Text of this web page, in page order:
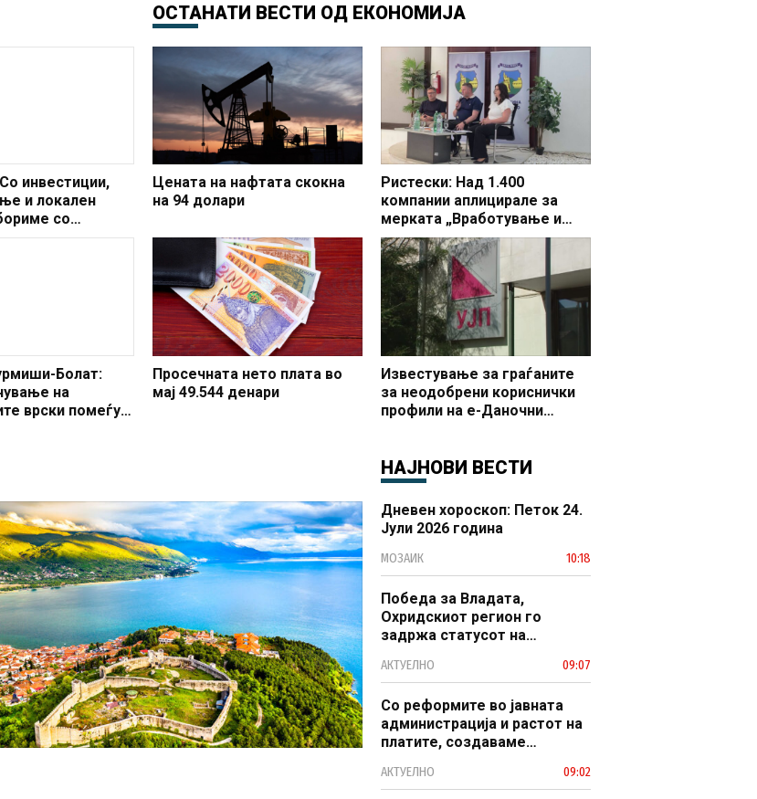
инвестиции,
и локален
со
криза
Болат:
на
врски помеѓу
ОСТАНАТИ ВЕСТИ ОД ЕКОНОМИЈА
Цената на нафтата скокна
на 94 долари
Просечната нето плата во
мај 49.544 денари
Ристески: Над 1.400
компании аплицирале за
мерката „Вработување и
раст“, во Делчево 44 фирми
бараат поддршка за 65 нови
вработувања
Известување за граѓаните
за неодобрени кориснички
профили на е-Даночни
НАЈНОВИ ВЕСТИ
Дневен хороскоп: Петок 24.
Јули 2026 година
МОЗАИК 10:18
Победа за Владата,
Охридскиот регион го
задржа статусот на
наследство
АКТУЕЛНО 09:07
Со реформите во јавната
администрација и растот на
платите, создаваме
модерен јавен сектор
АКТУЕЛНО 09:02